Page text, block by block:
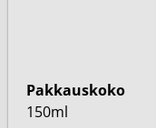
Pakkauskoko
150ml